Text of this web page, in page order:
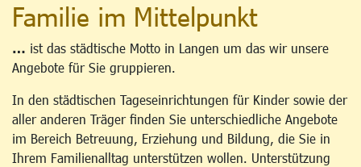
Familie im Mittelpunkt
… ist das städtische Motto in Langen um das wir unsere
Angebote für Sie gruppieren.
In den städtischen Tageseinrichtungen für Kinder sowie der
aller anderen Träger finden Sie unterschiedliche Angebote
im Bereich Betreuung, Erziehung und Bildung, die Sie in
Ihrem Familienalltag unterstützen wollen. Unterstützung